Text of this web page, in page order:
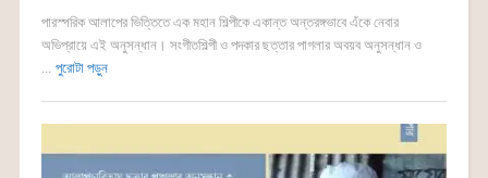
পারস্পরিক আলাপের ভিত্তিতে এক মহান শিল্পীকে একান্ত অন্তরঙ্গভাবে এঁকে নেবার
অভিপ্রায়ে এই অনুসন্ধান। সংগীতশিল্পী ও পদকার ছত্তার পাগলার অবয়ব অনুসন্ধান ও
... পুরোটা পড়ুন